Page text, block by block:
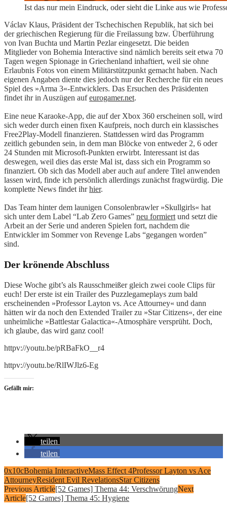
Ist das nur mein Eindruck, oder sieht die Linke aus wie
Václav Klaus, Präsident der Tschechischen Republik, hat sich bei
der griechischen Regierung für die Freilassung bzw. Überführung
von Ivan Buchta und Martin Pezlar eingesetzt. Die beiden
Mitglieder von Bohemia Interactive sind nämlich bereits seit etwa 70
Tagen wegen Spionage in Griechenland inhaftiert, weil sie ohne
Erlaubnis Fotos von einem Militärstützpunkt gemacht haben. Nach
eigenen Angaben diente dies jedoch nur der Recherche für ein neues
Spiel des »Arma 3«-Entwicklers. Das Ersuchen des Präsidenten
findet ihr in Auszügen aufeurogamer.net.
Eine neue Karaoke-App, die auf der Xbox 360 erscheinen soll, wird
sich weder durch einen fixen Kaufpreis, noch durch ein klassisches
Free2Play-Modell finanzieren. Stattdessen wird das Programm
zeitlich gebunden sein, in dem man Blöcke von entweder 2, 6 oder
24 Stunden mit Microsoft-Punkten erwirbt. Interessant ist das
deswegen, weil dies das erste Mal ist, dass sich ein Programm so
finanziert. Ob sich das Modell aber auch auf andere Titel anwenden
lassen wird, finde ich persönlich allerdings zunächst fragwürdig. Die
komplette News findet ihrhier.
Das Team hinter dem launigen Consolenbrawler »Skullgirls« hat
sich unter dem Label “Lab Zero Games” neu formiert und setzt die
Arbeit an der Serie und anderen Spielen fort, nachdem die
Entwickler im Sommer von Revenge Labs “gegangen worden”
sind.
Der krönende Abschluss
Diese Woche gibt’s als Rausschmeißer gleich zwei coole Clips für
euch! Der erste ist ein Trailer des Puzzlegameplays zum bald
erscheinenden »Professor Layton vs. Ace Attourney« und dann
hätten wir da noch den Extended Trailer zu »Star Citizens«, der eine
unheimliche »Battlestar Galactica«-Atmosphäre versprüht. Doch,
ich glaube, das wird ganz cool!
httpv://youtu.be/pRBaFkO__r4
httpv://youtu.be/RlIWJlz6-Eg
Gefällt mir:
teilen
teilen
0x10cBohemia InteractiveMass Effect 4Professor Layton vs Ace
AttourneyResident Evil RevelationsStar Citizens
Previous Article[52 Games] Thema 44: VerschwörungNext
Article[52 Games] Thema 45: Hygiene